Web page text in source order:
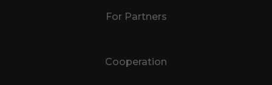
For Partners
Cooperation